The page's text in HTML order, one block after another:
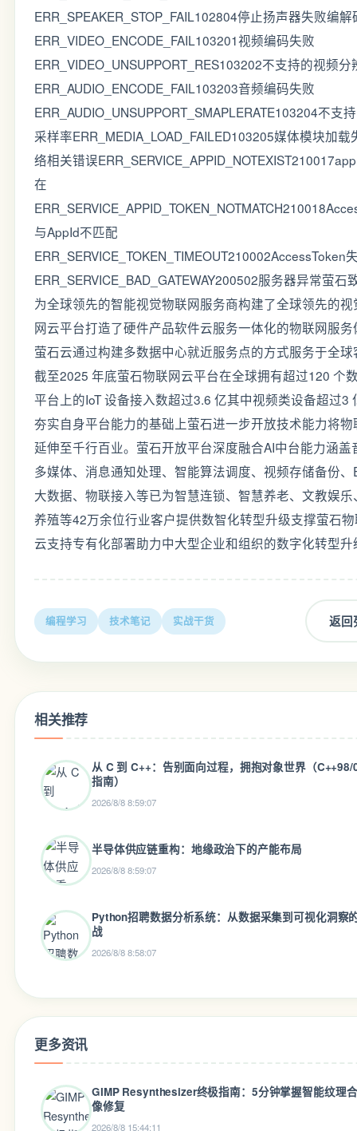
ERR_SPEAKER_STOP_FAIL102804停止扬声器失败编解
ERR_VIDEO_ENCODE_FAIL103201视频编码失败
ERR_VIDEO_UNSUPPORT_RES103202不支持的视频分
ERR_AUDIO_ENCODE_FAIL103203音频编码失败
ERR_AUDIO_UNSUPPORT_SMAPLERATE103204不支
采样率ERR_MEDIA_LOAD_FAILED103205媒体模块加载
络相关错误
在
与AppId不匹配
ERR_SERVICE_TOKEN_TIMEOUT210002AccessToken
ERR_SERVICE_BAD_GATEWAY200502服务器异常萤石
为全球领先的智能视觉物联网服务商构建了全球领先的视
网云平台打造了硬件产品软件云服务一体化的物联网服务
萤石云通过构建多数据中心就近服务点的方式服务于全球
截至2025 年底萤石物联网云平台在全球拥有超过120 个
平台上的IoT 设备接入数超过3.6 亿其中视频类设备超过3
夯实自身平台能力的基础上萤石进一步开放技术能力将物
延伸至千行百业。萤石开放平台深度融合AI中台能力涵盖
多媒体、消息通知处理、智能算法调度、视频存储备份、
大数据、物联接入等已为智慧连锁、智慧养老、文教娱乐
养殖等42万余位行业客户提供数智化转型升级支撑萤石
云支持专有化部署助力中大型企业和组织的数字化转型升
编程学习 技术笔记 实战干货 返回
相关推荐
从 C 到 C++：告别面向过程，拥抱对象世界（C++98/
指南）
2026/8/8 8:59:07
半导体供应链重构：地缘政治下的产能布局
2026/8/8 8:59:07
Python招聘数据分析系统：从数据采集到可视化洞察
战
2026/8/8 8:58:07
更多资讯
GIMP Resynthesizer终极指南：5分钟掌握智能纹理
像修复
2026/8/8 15:44:11